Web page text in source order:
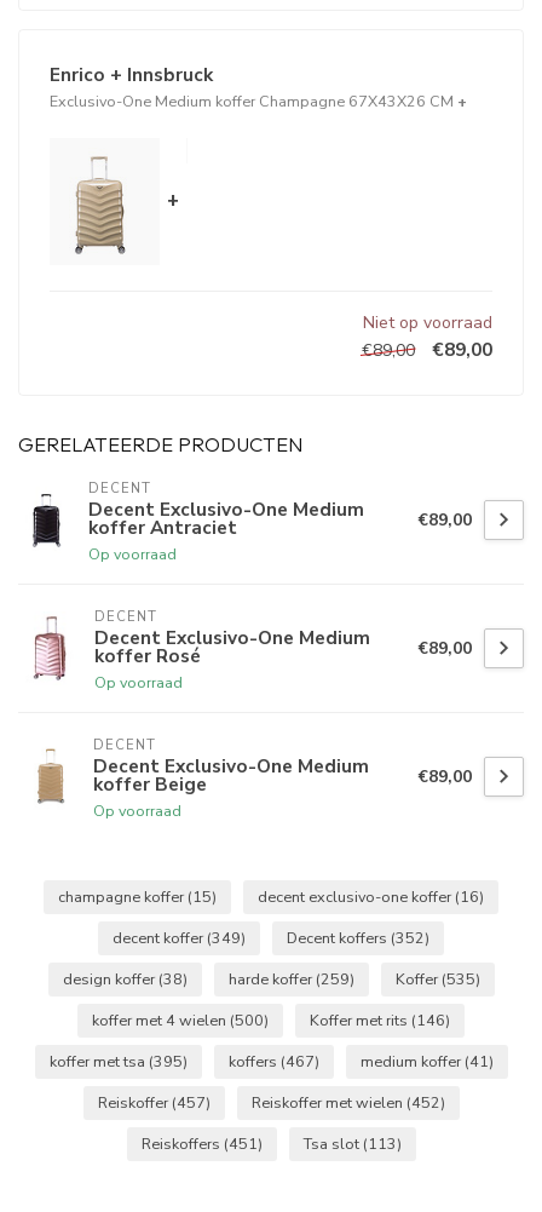
Enrico + Innsbruck
Exclusivo-One Medium koffer Champagne 67X43X26 CM +
+
Niet op voorraad
€89,00
€89,00
GERELATEERDE PRODUCTEN
DECENT
Decent Exclusivo-One Medium
koffer Antraciet
Op voorraad
€89,00
DECENT
Decent Exclusivo-One Medium
koffer Rosé
Op voorraad
€89,00
DECENT
Decent Exclusivo-One Medium
koffer Beige
Op voorraad
€89,00
champagne koffer (15) decent exclusivo-one koffer (16)
decent koffer (349) Decent koffers (352)
design koffer (38) harde koffer (259) Koffer (535)
koffer met 4 wielen (500) Koffer met rits (146)
koffer met tsa (395) koffers (467) medium koffer (41)
Reiskoffer (457) Reiskoffer met wielen (452)
Reiskoffers (451) Tsa slot (113)